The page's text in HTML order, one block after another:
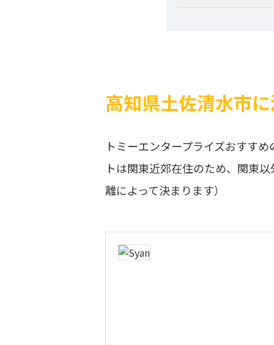
高知県土佐清水市
トミーエンタープライズおすす
トは関東近郊在住のため、関東
離によって決まります）